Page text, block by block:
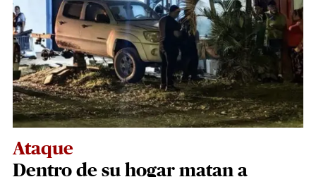
Ataque
Dentro de su hogar matan a